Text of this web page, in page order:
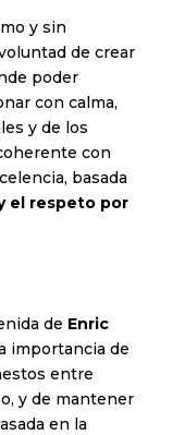
y sin
de crear
poder
con calma,
y de los
con
basada
el respeto por
de Enric
importancia de
entre
y de mantener
en la